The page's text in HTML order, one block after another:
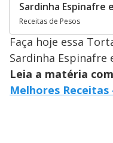
Sardinha Espinafre
Receitas de Pesos
Faça hoje essa
Sardinha Espinafre
Leia a matéria
Melhores Receitas